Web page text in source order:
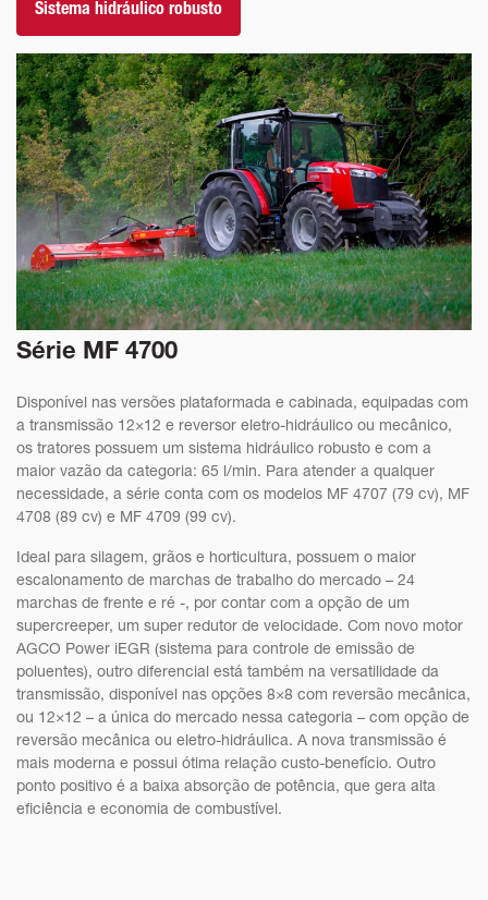
Sistema hidráulico robusto
Série MF 4700
Disponível nas versões plataformada e cabinada, equipadas com
a transmissão 12×12 e reversor eletro-hidráulico ou mecânico,
os tratores possuem um sistema hidráulico robusto e com a
maior vazão da categoria: 65 l/min. Para atender a qualquer
necessidade, a série conta com os modelos MF 4707 (79 cv), MF
4708 (89 cv) e MF 4709 (99 cv).
Ideal para silagem, grãos e horticultura, possuem o maior
escalonamento de marchas de trabalho do mercado – 24
marchas de frente e ré -, por contar com a opção de um
supercreeper, um super redutor de velocidade. Com novo motor
AGCO Power iEGR (sistema para controle de emissão de
poluentes), outro diferencial está também na versatilidade da
transmissão, disponível nas opções 8×8 com reversão mecânica,
ou 12×12 – a única do mercado nessa categoria – com opção de
reversão mecânica ou eletro-hidráulica. A nova transmissão é
mais moderna e possui ótima relação custo-benefício. Outro
ponto positivo é a baixa absorção de potência, que gera alta
eficiência e economia de combustível.